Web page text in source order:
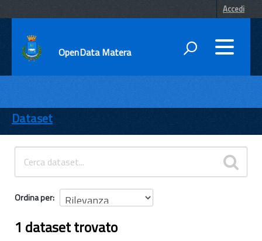
Accedi
OpenData Matera
ENTI
TEMI
INFORMAZIONI
Dataset
Ordina per
1 dataset trovato